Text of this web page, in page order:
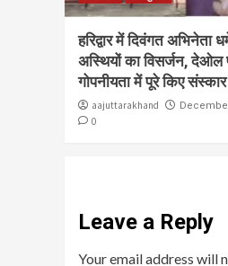
हरिद्वार में दिवंगत अभिनेता
अस्थियों का विसर्जन, देओल
गोपनीयता में पूरे किए संस्कार
aajuttarakhand
0
Leave a Reply
Your email address will